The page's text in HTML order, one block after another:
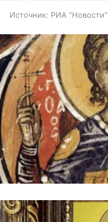
Источник: РИА "Новости"